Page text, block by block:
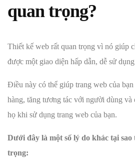
quan trọng?
Thiết kế web rất quan trọng vì nó giúp
được một giao diện hấp dẫn, dễ sử
Điều này có thể giúp trang web của
hàng, tăng tương tác với người dùng và
họ khi sử dụng trang web của bạn.
Dưới đây là một số lý do khác tại sao
trọng: